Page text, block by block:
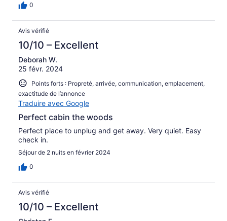
0
Avis vérifié
10/10 – Excellent
Deborah W.
25 févr. 2024
Points forts : Propreté, arrivée, communication, emplacement,
exactitude de l’annonce
Traduire avec Google
Perfect cabin the woods
Perfect place to unplug and get away. Very quiet. Easy
check in.
Séjour de 2 nuits en février 2024
0
Avis vérifié
10/10 – Excellent